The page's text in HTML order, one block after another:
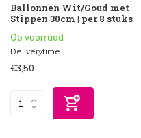
Ballonnen Wit/Goud met
Stippen 30cm | per 8 stuks
Op voorraad
Deliverytime
€3,50